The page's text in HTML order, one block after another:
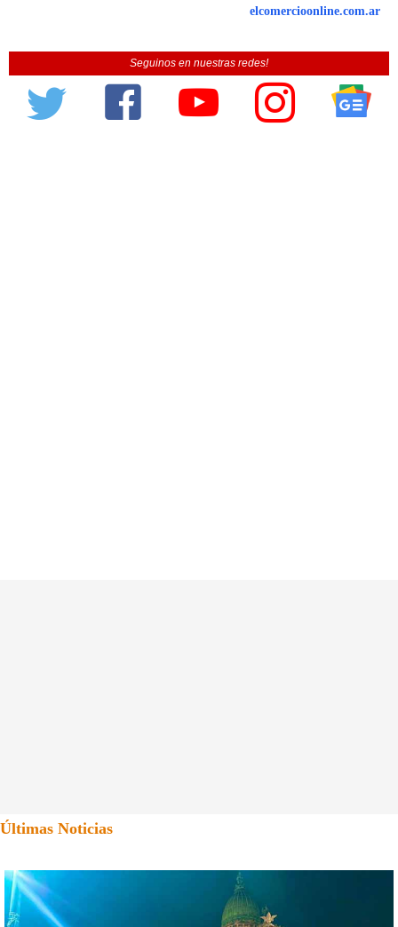
elcomercioonline.com.ar
Seguinos en nuestras redes!
Últimas Noticias